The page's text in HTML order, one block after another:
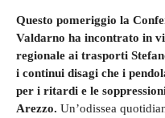
Questo pomeriggio la
Valdarno ha incontrato in
regionale ai trasporti
i continui disagi che i
per i ritardi e le
Arezzo. Un’odissea